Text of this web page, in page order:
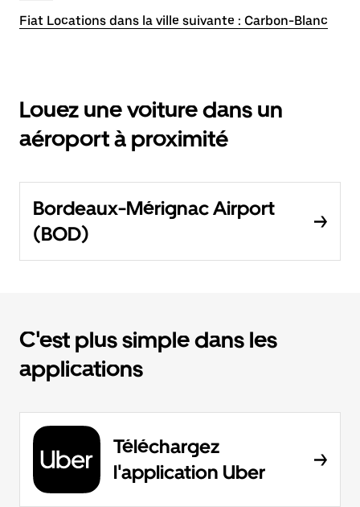
Fiat Locations dans la ville suivante : Carbon-Blanc
Louez une voiture dans un
aéroport à proximité
Bordeaux-Mérignac Airport
(BOD)
C'est plus simple dans les
applications
Téléchargez
l'application Uber